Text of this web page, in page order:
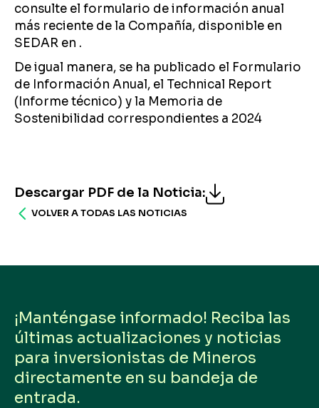
consulte el formulario de información anual
más reciente de la Compañía, disponible en
SEDAR en .
De igual manera, se ha publicado el Formulario
de Información Anual, el Technical Report
(Informe técnico) y la Memoria de
Sostenibilidad correspondientes a 2024
Descargar PDF de la Noticia:
VOLVER A TODAS LAS NOTICIAS
¡Manténgase informado! Reciba las
últimas actualizaciones y noticias
para inversionistas de Mineros
directamente en su bandeja de
entrada.